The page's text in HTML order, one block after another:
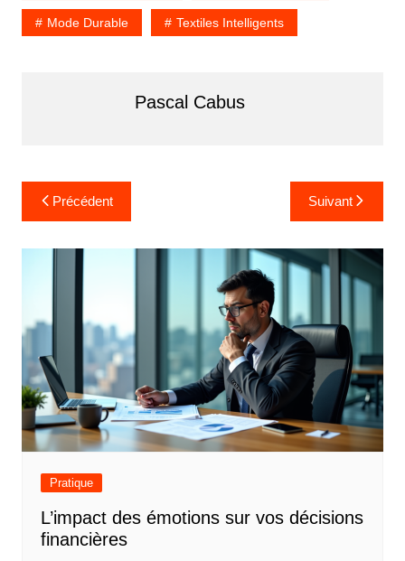
Mode Durable Textiles Intelligents
Pascal Cabus
Navigation
de
l’article
Précédent Suivant
Pratique
L’impact des émotions sur vos décisions
financières